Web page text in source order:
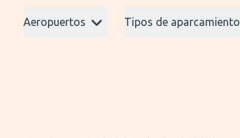
Aeropuertos Tipos de aparcamiento